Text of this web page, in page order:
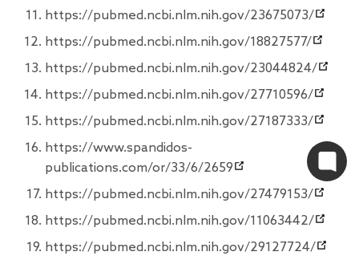
https://pubmed.ncbi.nlm.nih.gov/23675073/
https://pubmed.ncbi.nlm.nih.gov/18827577/
https://pubmed.ncbi.nlm.nih.gov/23044824/
https://pubmed.ncbi.nlm.nih.gov/27710596/
https://pubmed.ncbi.nlm.nih.gov/27187333/
https://www.spandidos-
publications.com/or/33/6/2659
https://pubmed.ncbi.nlm.nih.gov/27479153/
https://pubmed.ncbi.nlm.nih.gov/11063442/
https://pubmed.ncbi.nlm.nih.gov/29127724/